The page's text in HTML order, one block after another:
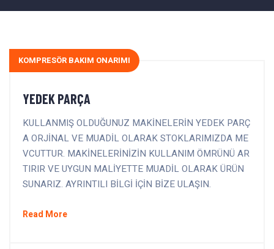
KOMPRESÖR BAKIM ONARIMI
YEDEK PARÇA
KULLANMIŞ OLDUĞUNUZ MAKİNELERİN YEDEK PARÇ
A ORJİNAL VE MUADİL OLARAK STOKLARIMIZDA ME
VCUTTUR. MAKİNELERİNİZİN KULLANIM ÖMRÜNÜ AR
TIRIR VE UYGUN MALİYETTE MUADİL OLARAK ÜRÜN
SUNARIZ. AYRINTILI BİLGİ İÇİN BİZE ULAŞIN.
Read More